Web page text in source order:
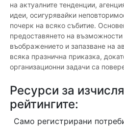
на актуалните тенденции,
идеи, осигурявайки
почерк на всяко събитие.
предоставянето на възможности
въображението и запазване на
всяка празнична приказка,
организационни задачи са
Ресурси за
рейтингите:
Само регистрирани